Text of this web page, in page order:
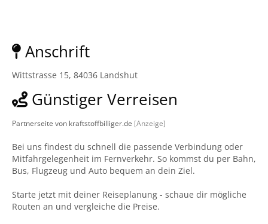
Anschrift
Wittstrasse 15, 84036 Landshut
Günstiger Verreisen
Partnerseite von kraftstoffbilliger.de [Anzeige]
Bei uns findest du schnell die passende Verbindung oder
Mitfahrgelegenheit im Fernverkehr. So kommst du per Bahn,
Bus, Flugzeug und Auto bequem an dein Ziel.
Starte jetzt mit deiner Reiseplanung - schaue dir mögliche
Routen an und vergleiche die Preise.